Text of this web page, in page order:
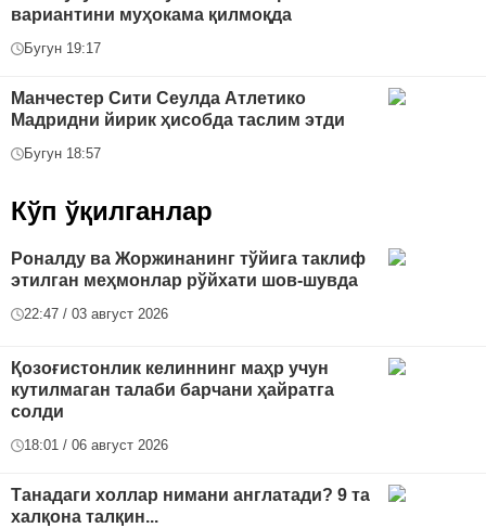
вариантини муҳокама қилмоқда
Бугун 19:17
Манчестер Сити Сеулда Атлетико
Мадридни йирик ҳисобда таслим этди
Бугун 18:57
Кўп ўқилганлар
Роналду ва Жоржинанинг тўйига таклиф
этилган меҳмонлар рўйхати шов-шувда
22:47 / 03 август 2026
Қозоғистонлик келиннинг маҳр учун
кутилмаган талаби барчани ҳайратга
солди
18:01 / 06 август 2026
Танадаги холлар нимани англатади? 9 та
халқона талқин...